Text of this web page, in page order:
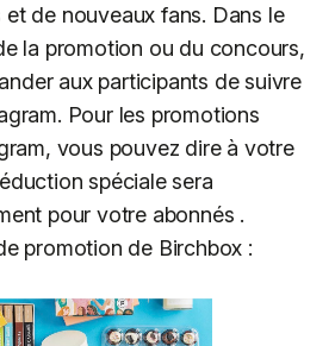
de nouveaux fans. Dans le
la promotion ou du concours,
aux participants de suivre
Pour les promotions
vous pouvez dire à votre
spéciale sera
pour votre abonnés .
promotion de Birchbox :